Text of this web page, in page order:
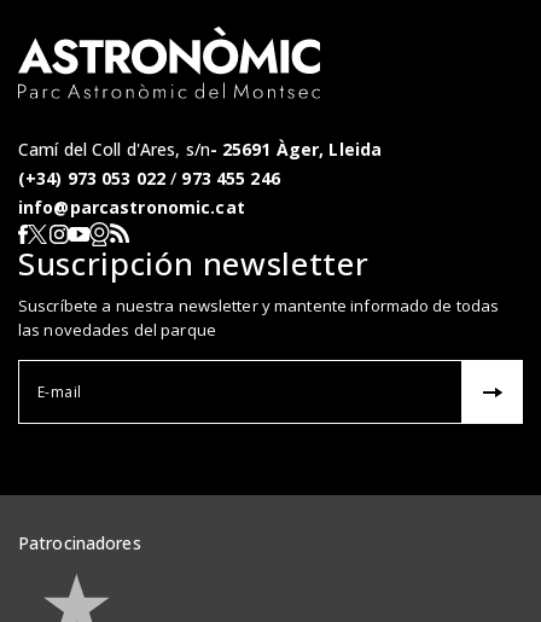
Segueix-nos a Facebook
Segueix-nos a X
Segueix-nos a Instagram
Segueix-nos a YouTube
Webcam en directe
RSS del Parc Astronòmic
Camí del Coll d'Ares, s/n 25691 Àger, Lleida
(+34) 973 053 022 / 973 455 246
info@parcastronomic.cat
Suscripción newsletter
Suscríbete a nuestra newsletter y mantente informado de todas
las novedades del parque
Patrocinadores